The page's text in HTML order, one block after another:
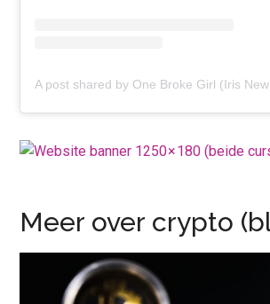
Meer over crypto